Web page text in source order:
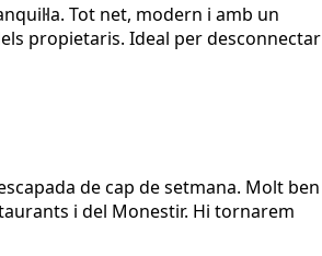
Tot net, modern i amb un
propietaris. Ideal per desconnectar
de cap de setmana. Molt ben
i del Monestir. Hi tornarem